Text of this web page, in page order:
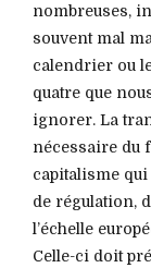
nombreuses,
souvent mal
calendrier ou
quatre que
ignorer. La
nécessaire du
capitalisme qui
de régulation,
l’échelle
Celle-ci doit